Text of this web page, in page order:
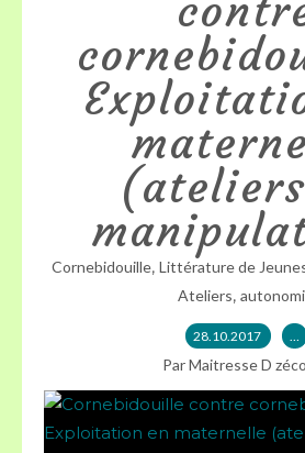
Cornebidouille, Littérature de
Ateliers,
28.10.2017 …
Par Maitresse D